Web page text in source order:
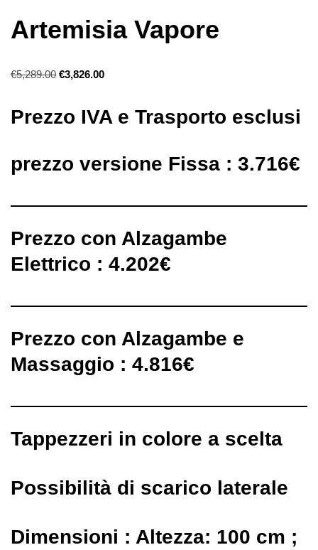
Artemisia Vapore
€5,289.00 €3,826.00
Prezzo IVA e Trasporto esclusi
prezzo versione Fissa : 3.716€
Prezzo con Alzagambe
Elettrico : 4.202€
Prezzo con Alzagambe e
Massaggio : 4.816€
Tappezzeri in colore a scelta
Possibilità di scarico laterale
Dimensioni : Altezza: 100 cm ;